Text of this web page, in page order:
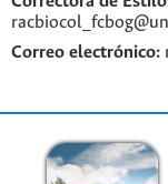
Correo electrónico: